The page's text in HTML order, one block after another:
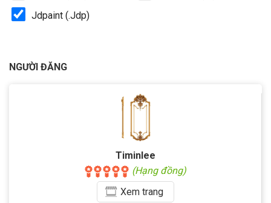
Jdpaint (.Jdp)
NGƯỜI ĐĂNG
Timinlee
(Hạng đồng)
Xemtrang